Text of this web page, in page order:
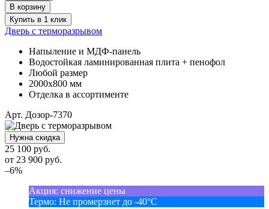
В корзину
Купить в 1 клик
Дверь с терморазрывом
Напыление и МДФ-панель
Водостойкая ламинированная плита + пенофол
Любой размер
2000х800 мм
Отделка в ассортименте
Арт. Дозор-7370
Нужна скидка
25 100 руб.
от 23 900 руб.
–6%
Акция: снижение цены
Термо: Не промерзнет до -40°С